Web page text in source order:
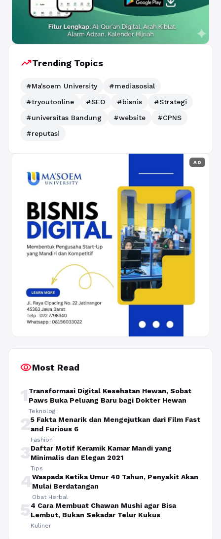
trending_upTrending Topics
#Ma'soem University
#mediasosial
#tryoutonline
#SEO #bisnis
#Strategi
#universitas Bandung
#website
#CPNS
#reputasi
AD
visibilityMost Read
1 Transformasi Digital Kesehatan Hewan, Sobat
Paws Buka Peluang Baru bagi Dokter Hewan
Teknologi
25 Fakta Menarik dan Mengejutkan dari Film Fast
and Furious 6
Fashion
3Daftar Motif Keramik Kamar Mandi yang
Minimalis dan Elegan 2021
Tips
4Waspada Ketika Umur 40 Tahun, Penyakit Akan
Mulai Berdatangan
Obat Herbal
54 Cara Membuat Chawan Mushi agar Bisa
Lembut, Bukan Sekadar Telur Kukus
Kuliner